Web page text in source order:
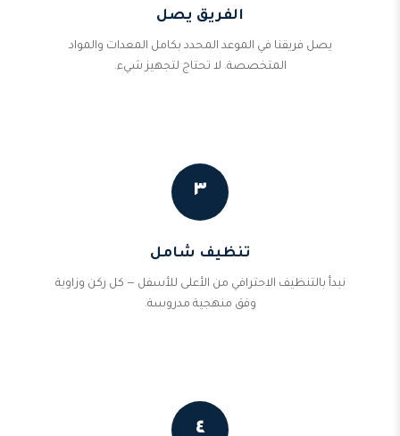
الفريق يصل
يصل فريقنا في الموعد المحدد بكامل المعدات والمواد
المتخصصة. لا تحتاج لتجهيز شيء.
٣
تنظيف شامل
نبدأ بالتنظيف الاحترافي من الأعلى للأسفل — كل ركن وزاوية
وفق منهجية مدروسة.
٤